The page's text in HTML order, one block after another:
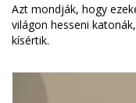
Azt mondják, hogy
világon hesseni
kísértik.